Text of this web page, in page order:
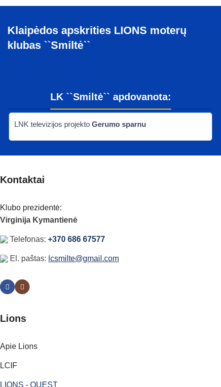
Ankstesnis
Klaipėdos apskrities LIONS moterų
klubas ``Smiltė``
LK ``Smiltė`` apdovanota:
LNK televizijos projekto Gerumo sparnu
Kontaktai
Klubo prezidentė:
Virginija Kymantienė
Telefonas: +370 686 67577
El. paštas: lcsmilte@gmail.com
Lions
Apie Lions
LCIF
LIONS - QUEST